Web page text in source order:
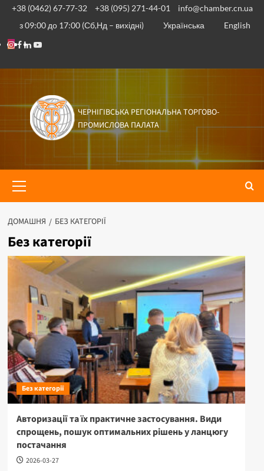
Перейти
вмісту
+38 (0462) 67-77-32 +38 (095) 271-44-01
info@chamber.cn.ua
з 09:00 до 17:00 (Сб,Нд – вихідні)
Українська
English
Instagram
Facebook
Linkedin
Youtube
ЧЕРНІГІВСЬКА РЕГІОНАЛЬНА ТОРГОВО-
ПРОМИСЛОВА ПАЛАТА
меню
ДОМАШНЯ БЕЗ КАТЕГОРІЇ
Без категорії
Без категорії
Авторизації та їх практичне застосування. Види
спрощень, пошук оптимальних рішень у ланцюгу
постачання
2026-03-27